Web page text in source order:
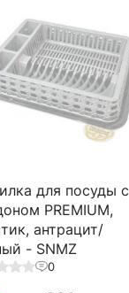
для посуды с
PREMIUM,
антрацит/
- SNMZ
0